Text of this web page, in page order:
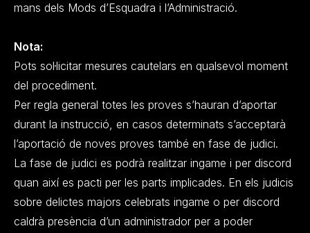
mans dels Mods d’Esquadra i l’Administració.
Nota:
Pots sol·licitar mesures cautelars en qualsevol moment
del procediment.
Per regla general totes les proves s’hauran d’aportar
durant la instrucció, en casos determinats s’acceptarà
l’aportació de noves proves també en fase de judici.
La fase de judici es podrà realitzar ingame i per discord
quan així es pacti per les parts implicades. En els judicis
sobre delictes majors celebrats ingame o per discord
caldrà presència d’un administrador per a poder